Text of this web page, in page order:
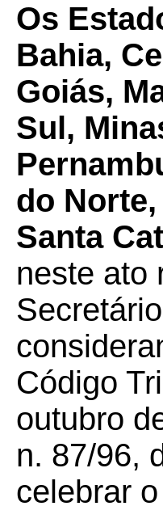
Os
Bahia,
Goiás,
Sul,
do
Santa
neste ato
Código
outubro
n. 87/96,
celebrar